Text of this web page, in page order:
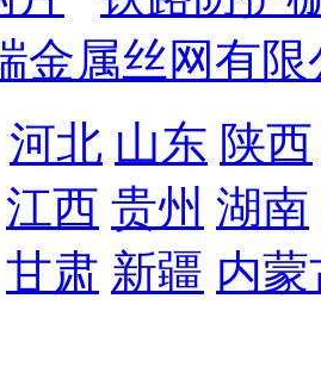
金属丝网有限
河北 山东 陕西
江西 贵州 湖南
甘肃 新疆 内蒙